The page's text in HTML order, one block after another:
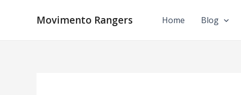
Movimento Rangers Home Blog